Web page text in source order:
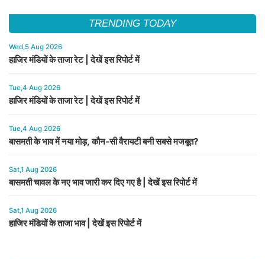
TRENDING TODAY
Wed,5 Aug 2026
हाजिर मंडियों के ताजा रेट | देखें इस रिपोर्ट में
Tue,4 Aug 2026
हाजिर मंडियों के ताजा रेट | देखें इस रिपोर्ट में
Tue,4 Aug 2026
बासमती के भाव में नया मोड़, कौन-सी वैरायटी बनी सबसे मजबूत?
Sat,1 Aug 2026
बासमती चावल के नए भाव जारी कर दिए गए है | देखें इस रिपोर्ट में
Sat,1 Aug 2026
हाजिर मंडियों के ताजा भाव | देखें इस रिपोर्ट में